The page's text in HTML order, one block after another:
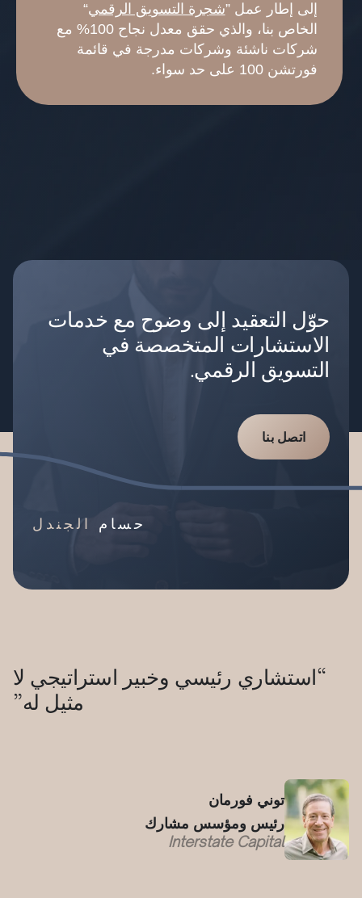
إلى إطار عمل ”شجرة التسويق الرقمي“
الخاص بنا، والذي حقق معدل نجاح 100% مع
شركات ناشئة وشركات مدرجة في قائمة
فورتشن 100 على حد سواء.
حوّل التعقيد إلى وضوح مع خدمات
الاستشارات المتخصصة في
التسويق الرقمي.
اتصل بنا
حسام الجندل
“استشاري رئيسي وخبير استراتيجي لا
مثيل له”
توني فورمان
رئيس ومؤسس مشارك
Interstate Capital